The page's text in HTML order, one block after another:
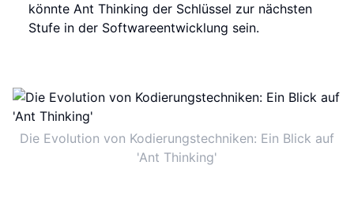
könnte Ant Thinking der Schlüssel zur nächsten
Stufe in der Softwareentwicklung sein.
Die Evolution von Kodierungstechniken: Ein Blick auf
'Ant Thinking'